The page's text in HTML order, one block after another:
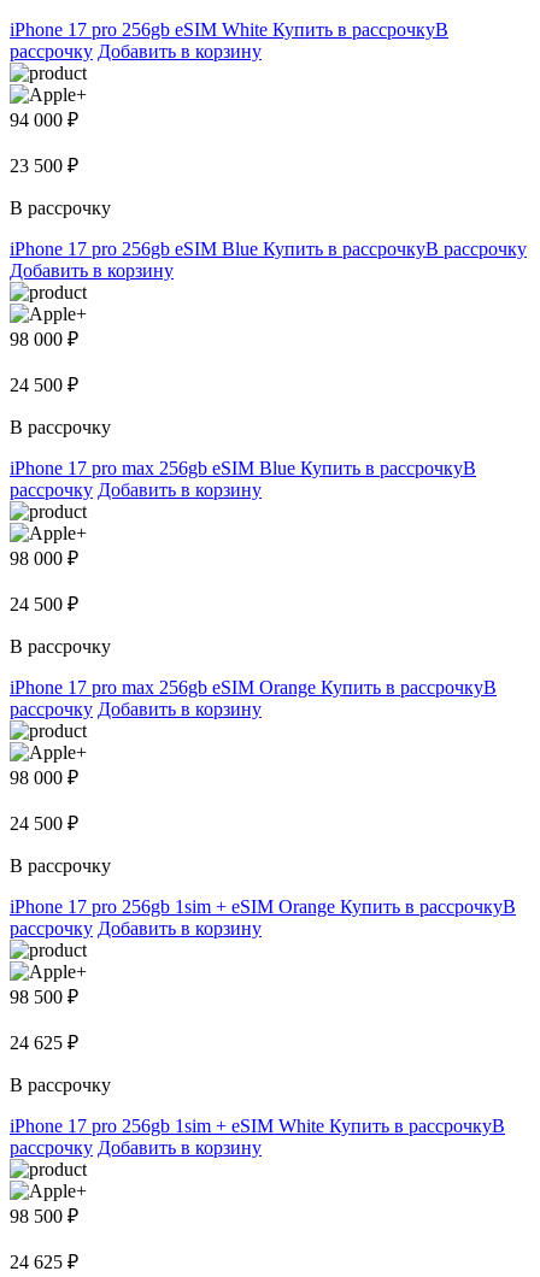
iPhone 17 pro 256gb eSIM White Купить в рассрочкуВ
рассрочку Добавить в корзину
94 000 ₽
23 500 ₽
В рассрочку
iPhone 17 pro 256gb eSIM Blue Купить в рассрочкуВ рассрочку
Добавить в корзину
98 000 ₽
24 500 ₽
В рассрочку
iPhone 17 pro max 256gb eSIM Blue Купить в рассрочкуВ
рассрочку Добавить в корзину
98 000 ₽
24 500 ₽
В рассрочку
iPhone 17 pro max 256gb eSIM Orange Купить в рассрочкуВ
рассрочку Добавить в корзину
98 000 ₽
24 500 ₽
В рассрочку
iPhone 17 pro 256gb 1sim + eSIM Orange Купить в рассрочкуВ
рассрочку Добавить в корзину
98 500 ₽
24 625 ₽
В рассрочку
iPhone 17 pro 256gb 1sim + eSIM White Купить в рассрочкуВ
рассрочку Добавить в корзину
98 500 ₽
24 625 ₽